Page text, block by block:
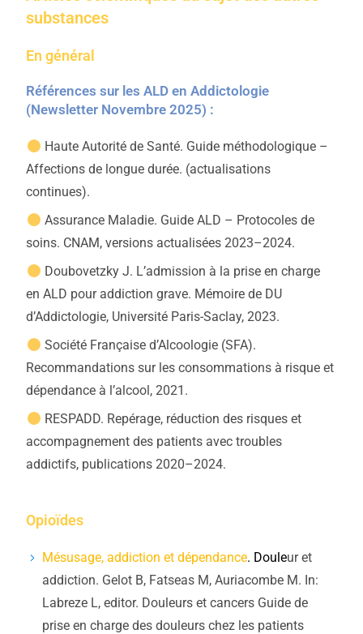
substances
En général
Références sur les ALD en Addictologie
(Newsletter Novembre 2025) :
Haute Autorité de Santé. Guide méthodologique –
Affections de longue durée. (actualisations
continues).
Assurance Maladie. Guide ALD – Protocoles de
soins. CNAM, versions actualisées 2023–2024.
Doubovetzky J. L’admission à la prise en charge
en ALD pour addiction grave. Mémoire de DU
d’Addictologie, Université Paris-Saclay, 2023.
Société Française d’Alcoologie (SFA).
Recommandations sur les consommations à risque et
dépendance à l’alcool, 2021.
RESPADD. Repérage, réduction des risques et
accompagnement des patients avec troubles
addictifs, publications 2020–2024.
Opioïdes
Mésusage, addiction et dépendance. Douleur et
addiction. Gelot B, Fatseas M, Auriacombe M. In:
Labreze L, editor. Douleurs et cancers Guide de
prise en charge des douleurs chez les patients